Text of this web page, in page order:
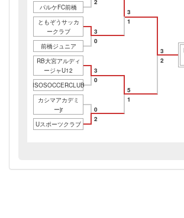
パルケFC前橋
2
3
ともぞうサッカ
ークラブ
3
前橋ジュニア
0
1
3
RB大宮アルディ
ージャU12
3
ISOSOCCERCLUB
0
5
カシマアカデミ
ーjr
0
Uスポーツクラブ
2
1
2